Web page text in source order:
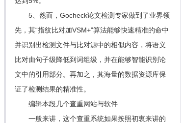
5、然而，Gocheck论文检测专家做到了业界领
先，其“指纹比对加VSM+”算法能够快速精准的命中
并识别出检测文件与比对源中的相似内容，将语义
比对由句子级降低到词组级，并在能够智能识别论
文中的引用部分。再加之，其海量的数据资源库保
证了检测结果的精准性。
编辑本段几个查重网站与软件
一般来讲，这个查重系统如果按照初衷来讲的